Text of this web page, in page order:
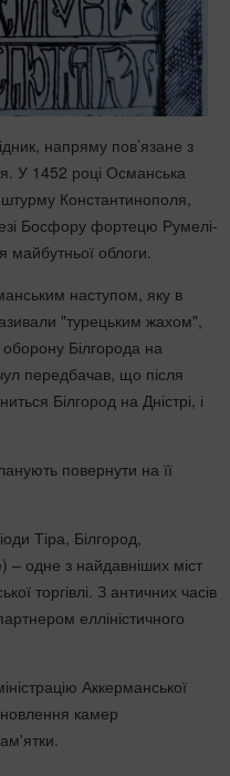
напряму пов’язане з
У 1452 році Османська
Константинополя,
Босфору фортецю Румелі-
майбутньої облоги.
наступом, яку в
"турецьким жахом",
Білгорода на
передбачав, що після
Білгород на Дністрі, і
повернути на її
Тіра, Білгород,
одне з найдавніших міст
торгівлі. З античних часів
елліністичного
Аккерманської
камер